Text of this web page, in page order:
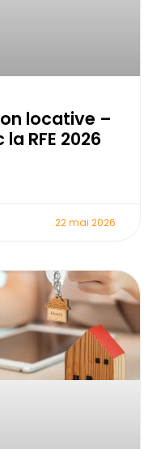
locative –
RFE 2026
22 mai 2026